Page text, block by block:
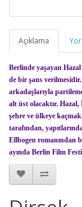
Açıklama
Berlinde yaşayan
de bir şans
arkadaşlarıyla
alt üst olacaktır. Hazal,
şehre ve ülkeye
tarafından,
Ellbogen romanından
ayında Berlin Film